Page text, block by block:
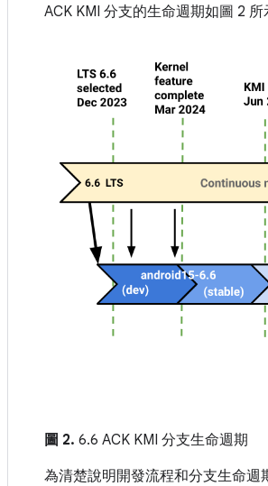
ACK KMI 分支的生命週期如圖 2 所
圖 2. 6.6 ACK KMI 分支生命週期
為清楚說明開發流程和分支生命週